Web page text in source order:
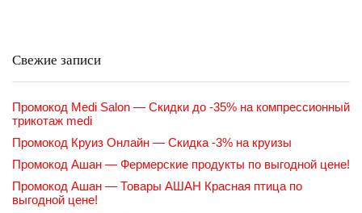
Свежие записи
Промокод Medi Salon — Скидки до -35% на компрессионный
трикотаж medi
Промокод Круиз Онлайн — Скидка -3% на круизы
Промокод Ашан — Фермерские продукты по выгодной цене!
Промокод Ашан — Товары АШАН Красная птица по
выгодной цене!